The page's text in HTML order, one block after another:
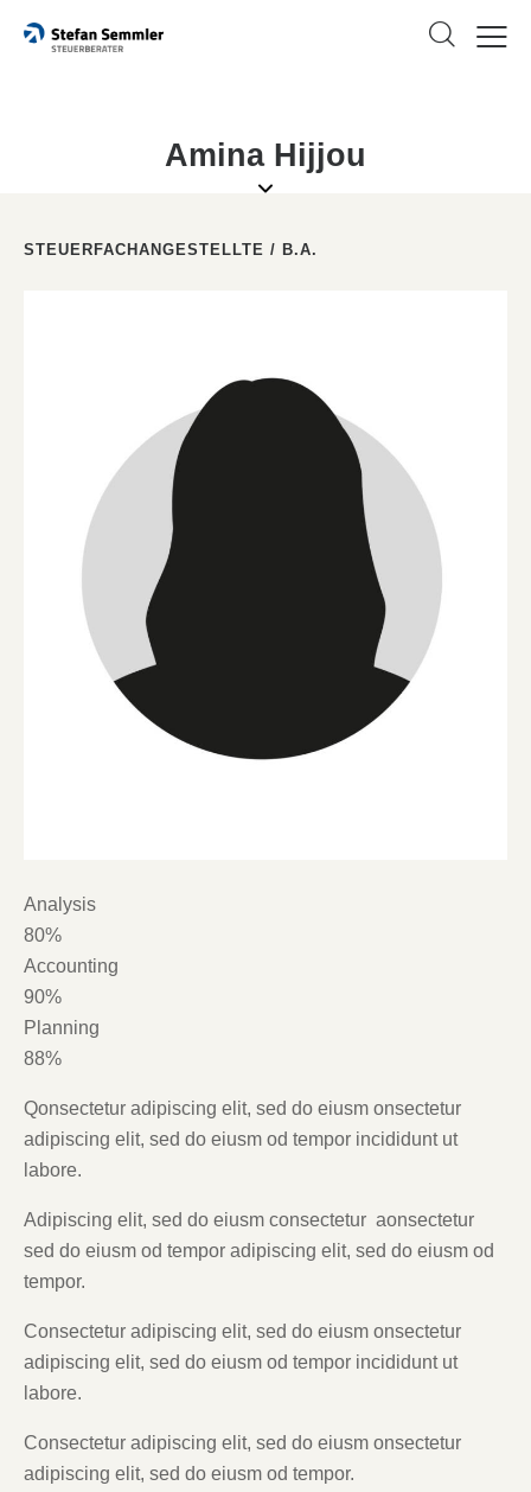
Amina Hijjou
STEUERFACHANGESTELLTE / B.A.
Analysis
80%
Accounting
90%
Planning
88%
Qonsectetur adipiscing elit, sed do eiusm onsectetur
adipiscing elit, sed do eiusm od tempor incididunt ut
labore.
Adipiscing elit, sed do eiusm consectetur aonsectetur
sed do eiusm od tempor adipiscing elit, sed do eiusm od
tempor.
Consectetur adipiscing elit, sed do eiusm onsectetur
adipiscing elit, sed do eiusm od tempor incididunt ut
labore.
Consectetur adipiscing elit, sed do eiusm onsectetur
adipiscing elit, sed do eiusm od tempor.